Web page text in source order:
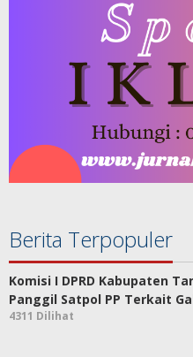
Berita Terpopuler
Komisi I DPRD Kabupaten
Panggil Satpol PP Terkait
4311 Dilihat